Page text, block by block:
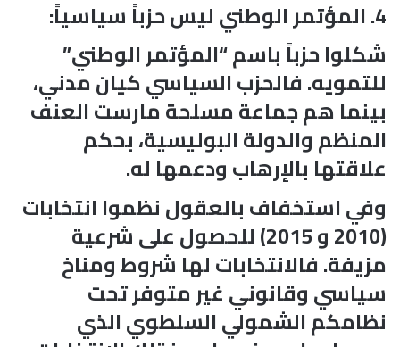
4. المؤتمر الوطني ليس حزباً سياسياً:
شكلوا حزباً باسم “المؤتمر الوطني”
للتمويه. فالحزب السياسي كيان مدني،
بينما هم جماعة مسلحة مارست العنف
المنظم والدولة البوليسية، بحكم
علاقتها بالإرهاب ودعمها له.
وفي استخفاف بالعقول نظموا انتخابات
(2010 و 2015) للحصول على شرعية
مزيفة. فالانتخابات لها شروط ومناخ
سياسي وقانوني غير متوفر تحت
نظامكم الشمولي السلطوي الذي